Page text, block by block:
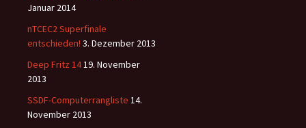
Januar 2014
nTCEC2 Superfinale
entschieden! 3. Dezember 2013
Deep Fritz 1419. November
2013
SSDF-Computerrangliste 14.
November 2013